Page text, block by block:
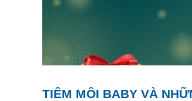
TIÊM MÔI BABY VÀ